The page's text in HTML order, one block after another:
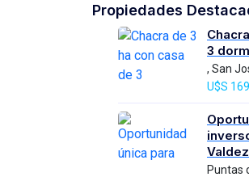
Propiedades
3
, San
U$S
Valdez
Puntas